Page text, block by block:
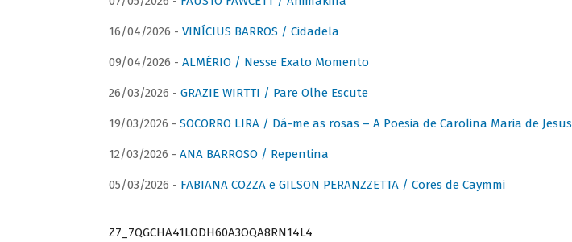
16/04/2026 - VINÍCIUS BARROS / Cidadela
09/04/2026 - ALMÉRIO / Nesse Exato Momento
26/03/2026 - GRAZIE WIRTTI / Pare Olhe Escute
19/03/2026 - SOCORRO LIRA / Dá-me as rosas – A Poesia de Carolina Maria de Jesus
12/03/2026 - ANA BARROSO / Repentina
05/03/2026 - FABIANA COZZA e GILSON PERANZZETTA / Cores de Caymmi
Z7_7QGCHA41LODH60A3OQA8RN14L4